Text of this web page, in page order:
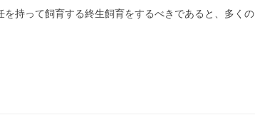
持って飼育する終生飼育をするべきであると、多くの